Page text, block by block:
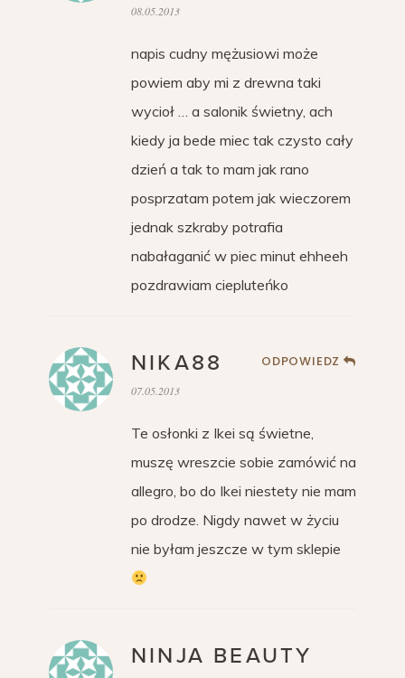
08.05.2013
napis cudny mężusiowi może
powiem aby mi z drewna taki
wycioł … a salonik świetny, ach
kiedy ja bede miec tak czysto cały
dzień a tak to mam jak rano
posprzatam potem jak wieczorem
jednak szkraby potrafia
nabałaganić w piec minut ehheeh
pozdrawiam ciepluteńko
NIKA88 ODPOWIEDZ
07.05.2013
Te osłonki z Ikei są świetne,
muszę wreszcie sobie zamówić na
allegro, bo do Ikei niestety nie mam
po drodze. Nigdy nawet w życiu
nie byłam jeszcze w tym sklepie
NINJA BEAUTY